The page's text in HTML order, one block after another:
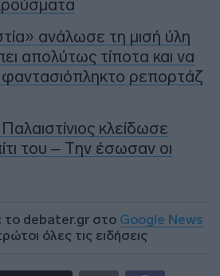
ανάλωσε τη μισή ύλη
απολύτως τίποτα και να
ρεπορτάζ
κλείδωσε
του – Την έσωσαν οι
το debater.gr στο Google News
όλες τις ειδήσεις